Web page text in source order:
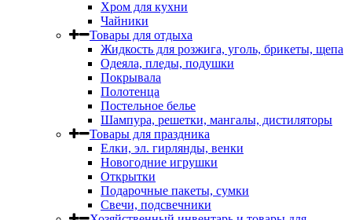
Хром для кухни
Чайники
Товары для отдыха
Жидкость для розжига, уголь, брикеты, щепа
Одеяла, пледы, подушки
Покрывала
Полотенца
Постельное белье
Шампура, решетки, мангалы, дистиляторы
Товары для праздника
Елки, эл. гирлянды, венки
Новогодние игрушки
Открытки
Подарочные пакеты, сумки
Свечи, подсвечники